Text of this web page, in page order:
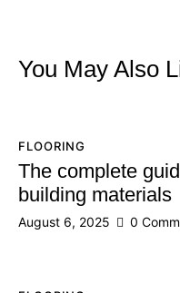
You May Also
FLOORING
The complete
building materials
August 6, 2025 0